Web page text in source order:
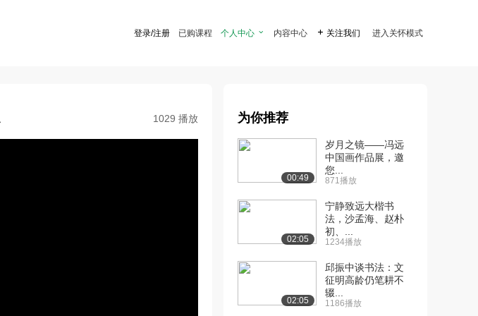
登录/注册 已购课程 个人中心  内容中心  关注我们 进入关怀模式
1029 播放 为你推荐
00:49
岁月之镜——冯远
中国画作品展，邀
您...
871播放
02:05
宁静致远大楷书
法，沙孟海、赵朴
初、...
1234播放
02:05
邱振中谈书法：文
征明高龄仍笔耕不
辍...
1186播放